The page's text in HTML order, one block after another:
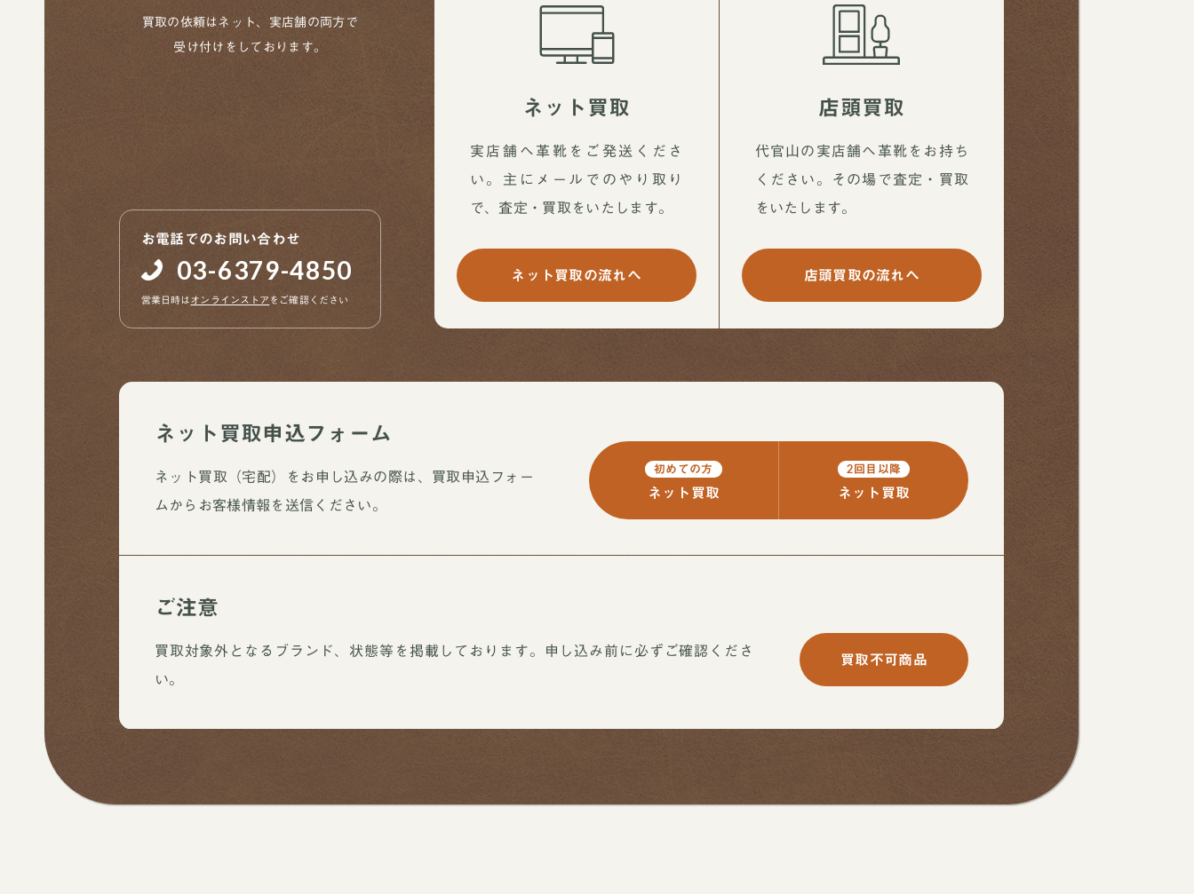
買取の依頼はネット、実店舗の両方で
受け付けをしております。
お電話でのお問い合わせ
03-6379-4850
営業日時はオンラインストア をご確認ください
ネット買取
実店舗へ革靴をご発送くださ
い。主にメールでのやり取り
で、査定・買取をいたします。
ネット買取の流れへ
店頭買取
代官山の実店舗へ革靴をお持ち
ください。その場で査定・買取
をいたします。
店頭買取の流れへ
ネット買取申込フォーム
ネット買取（宅配）をお申し込みの際は、買取申込フォー
ムからお客様情報を送信ください。
初めての方
ネット買取
2回目以降
ネット買取
ご注意
買取対象外となるブランド、状態等を掲載しております。申し込み前に必ずご確認くださ
い。
買取不可商品